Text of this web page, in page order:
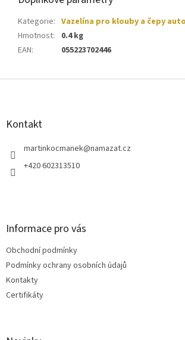
Kategorie: Vazelína pro klouby a čepy
Hmotnost:
0.4 kg
EAN: 055223702446
Z
Kontakt
martinkocmanek@namazat.cz
+420 602313510
Informace pro vás
Obchodní podmínky
Podmínky ochrany osobních údajů
Kontakty
Certifikáty